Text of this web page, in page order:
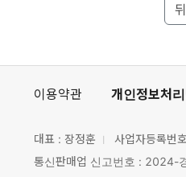
이용약관 개인정보처
대표 : 장정훈 사업자등록번
통신판매업 신고번호 : 2024-